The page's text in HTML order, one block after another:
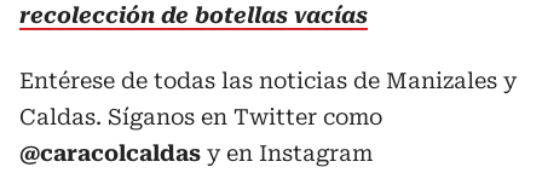
recolección de botellas vacías
Entérese de todas las noticias de Manizales y
Caldas. Síganos en Twitter como
@caracolcaldas y en Instagram